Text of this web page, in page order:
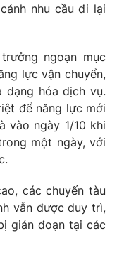
thao
sản
Việt
bằng AI
nhu cầu đi lại
ngoạn mục
lực vận chuyển,
hóa dịch vụ.
để năng lực mới
vào ngày 1/10 khi
một ngày, với
các chuyến tàu
vẫn được duy trì,
gián đoạn tại các